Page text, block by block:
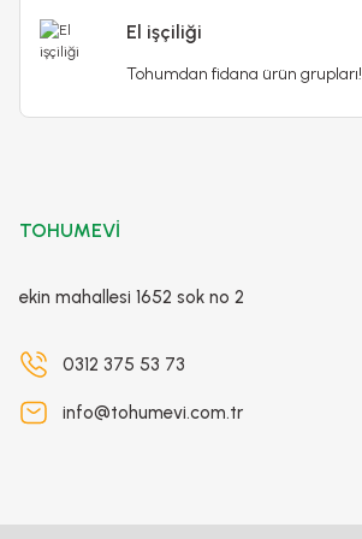
El işçiliği
Tohumdan fidana ürün grupları!
TOHUMEVİ
ekin mahallesi 1652 sok no 2
0312 375 53 73
info@tohumevi.com.tr